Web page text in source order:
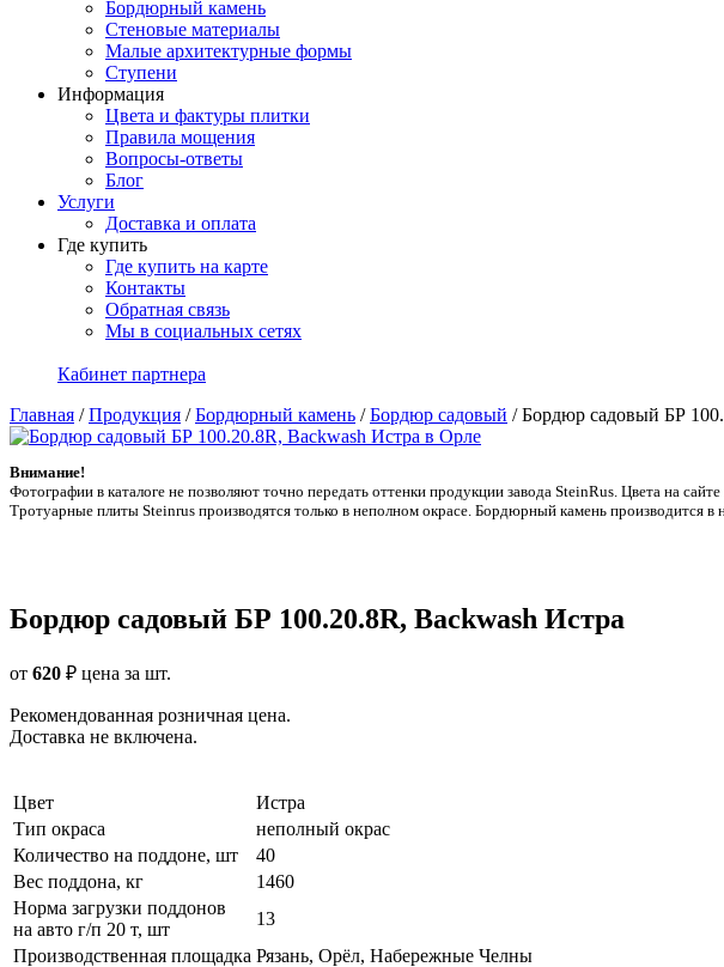
Бордюрный камень
Стеновые материалы
Малые архитектурные формы
Ступени
Информация
Цвета и фактуры плитки
Правила мощения
Вопросы-ответы
Блог
Услуги
Доставка и оплата
Где купить
Где купить на карте
Контакты
Обратная связь
Мы в социальных сетях
Кабинет партнера
Главная /Продукция /Бордюрный камень /Бордюр садовый /Бордюр садовый БР
Внимание!
Фотографии в каталоге не позволяют точно передать оттенки продукции заводa SteinRus. Цвета на
Тротуарные плиты Steinrus производятся только в неполном окрасе. Бордюрный камень производится
Бордюр садовый БР 100.20.8R, Backwash Истра
от 620 ₽ цена за шт.
Рекомендованная розничная цена.
Доставка не включена.
Цвет
Истра
Тип окраса
неполный окрас
Количество на поддоне, шт
40
Вес поддона, кг
1460
Норма загрузки поддонов
на авто г/п 20 т, шт
13
Производственная площадка Рязань, Орёл, Набережные Челны